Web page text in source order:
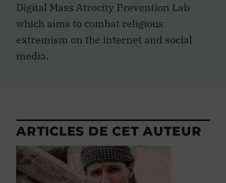
Digital Mass Atrocity Prevention Lab
which aims to combat religious
extremism on the internet and social
media.
ARTICLES DE CET AUTEUR